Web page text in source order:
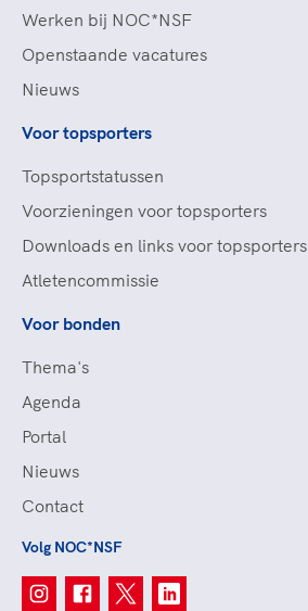
Werken bij NOC*NSF
Openstaande vacatures
Nieuws
Voor topsporters
Topsportstatussen
Voorzieningen voor topsporters
Downloads en links voor topsporters
Atletencommissie
Voor bonden
Thema's
Agenda
Portal
Nieuws
Contact
Volg NOC*NSF